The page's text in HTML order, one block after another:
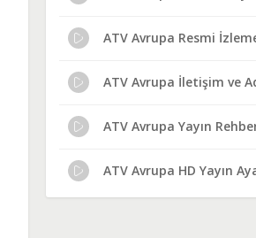
ATV Avrupa Resmi
ATV Avrupa İletişim ve
ATV Avrupa Yayın
ATV Avrupa HD Yayın